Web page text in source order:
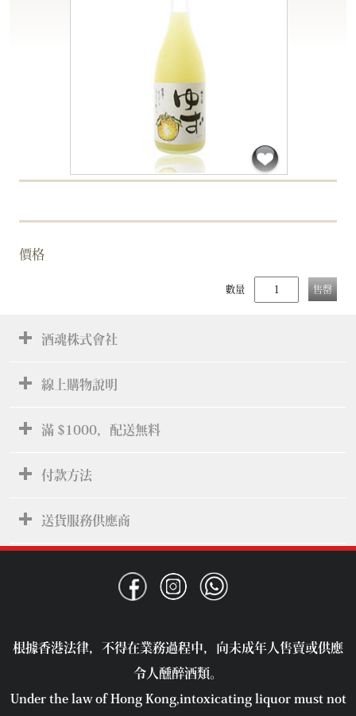
數量 售罄
價格
酒魂株式會社
線上購物說明
滿 $1000，配送無料
付款方法
送貨服務供應商
根據香港法律，不得在業務過程中，向未成年人售賣或供應
令人醺醉酒類。
Under the law of Hong Kong,intoxicating liquor must not